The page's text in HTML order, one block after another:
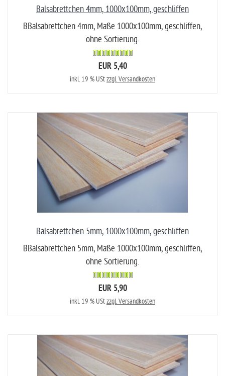
Balsabrettchen 4mm, 1000x100mm, geschliffen
BBalsabrettchen 4mm, Maße 1000x100mm, geschliffen,
ohne Sortierung.
EUR 5,40
inkl. 19 % UStzzgl. Versandkosten
Balsabrettchen 5mm, 1000x100mm, geschliffen
BBalsabrettchen 5mm, Maße 1000x100mm, geschliffen,
ohne Sortierung.
EUR 5,90
inkl. 19 % UStzzgl. Versandkosten